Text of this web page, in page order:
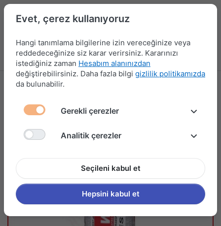
Menü Kampanyalar Yeni Ürünler Giriş yap
Evet, çerez kullanıyoruz
Hangi tanımlama bilgilerine izin vereceğinize veya
reddedeceğinize siz karar verirsiniz. Kararınızı
istediğiniz zaman Hesabım alanınızdan
değiştirebilirsiniz. Daha fazla bilgi gizlilik politikamızda
da bulunabilir.
Gerekli çerezler
Analitik çerezler
Seçileni kabul et
Hepsini kabul et